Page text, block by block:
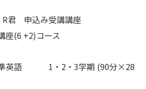
君 申込み受講講座
(6 +2)コース
英語 1・2・3学期 (90分×28